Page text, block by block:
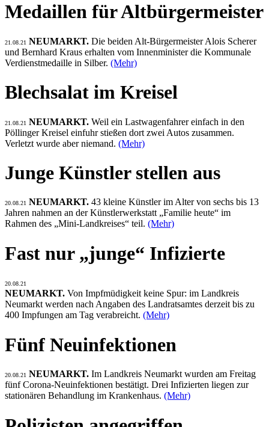
Medaillen für Altbürgermeister
21.08.21 NEUMARKT. Die beiden Alt-Bürgermeister Alois Scherer
und Bernhard Kraus erhalten vom Innenminister die Kommunale
Verdienstmedaille in Silber. (Mehr)
Blechsalat im Kreisel
21.08.21 NEUMARKT. Weil ein Lastwagenfahrer einfach in den
Pöllinger Kreisel einfuhr stießen dort zwei Autos zusammen.
Verletzt wurde aber niemand. (Mehr)
Junge Künstler stellen aus
20.08.21 NEUMARKT. 43 kleine Künstler im Alter von sechs bis 13
Jahren nahmen an der Künstlerwerkstatt „Familie heute“ im
Rahmen des „Mini-Landkreises“ teil. (Mehr)
Fast nur „junge“ Infizierte
20.08.21
NEUMARKT. Von Impfmüdigkeit keine Spur: im Landkreis
Neumarkt werden nach Angaben des Landratsamtes derzeit bis zu
400 Impfungen am Tag verabreicht. (Mehr)
Fünf Neuinfektionen
20.08.21 NEUMARKT. Im Landkreis Neumarkt wurden am Freitag
fünf Corona-Neuinfektionen bestätigt. Drei Infizierten liegen zur
stationären Behandlung im Krankenhaus. (Mehr)